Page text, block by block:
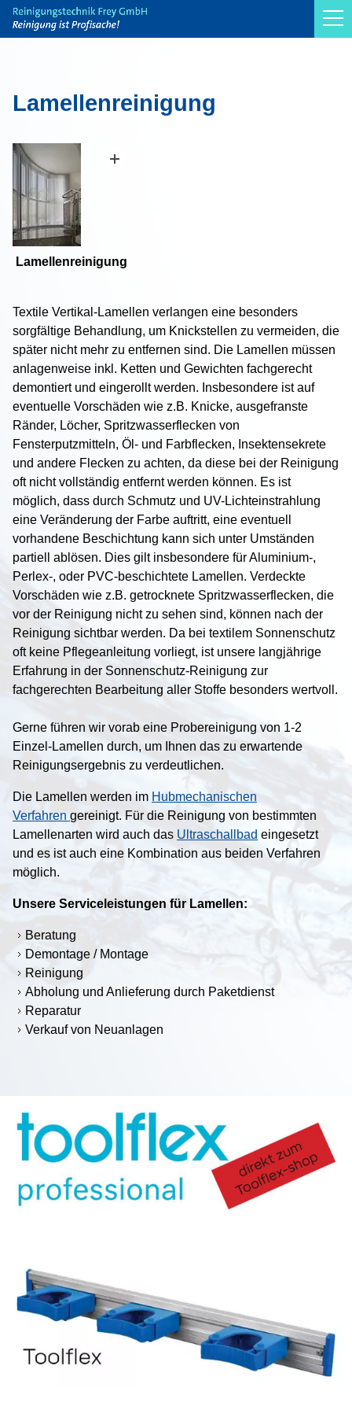
Parkett
Sonnenschutzanlagen
Flächenvorhang
Lamelle
Gardine
Plissée
Jalousie
Lampenraster
Photovoltaik
Eingangsmatten
Verkauf
Vermietung
Service
Technologie
Unternehmen
Kontakt
News / Presse
Links
Startseite
Inhalt
Kontakt
Impressum
Datenschutz
AGB
Druckansicht
Lamellenreinigung
Lamellenreinigung
Textile Vertikal-Lamellen verlangen eine besonders
sorgfältige Behandlung, um Knickstellen zu vermeiden, die
später nicht mehr zu entfernen sind. Die Lamellen müssen
anlagenweise inkl. Ketten und Gewichten fachgerecht
demontiert und eingerollt werden. Insbesondere ist auf
eventuelle Vorschäden wie z.B. Knicke, ausgefranste
Ränder, Löcher, Spritzwasserflecken von
Fensterputzmitteln, Öl- und Farbflecken, Insektensekrete
und andere Flecken zu achten, da diese bei der Reinigung
oft nicht vollständig entfernt werden können. Es ist
möglich, dass durch Schmutz und UV-Lichteinstrahlung
eine Veränderung der Farbe auftritt, eine eventuell
vorhandene Beschichtung kann sich unter Umständen
partiell ablösen. Dies gilt insbesondere für Aluminium-,
Perlex-, oder PVC-beschichtete Lamellen. Verdeckte
Vorschäden wie z.B. getrocknete Spritzwasserflecken, die
vor der Reinigung nicht zu sehen sind, können nach der
Reinigung sichtbar werden. Da bei textilem Sonnenschutz
oft keine Pflegeanleitung vorliegt, ist unsere langjährige
Erfahrung in der Sonnenschutz-Reinigung zur
fachgerechten Bearbeitung aller Stoffe besonders wertvoll.
Gerne führen wir vorab eine Probereinigung von 1-2
Einzel-Lamellen durch, um Ihnen das zu erwartende
Reinigungsergebnis zu verdeutlichen.
Die Lamellen werden im Hubmechanischen
Verfahren gereinigt. Für die Reinigung von bestimmten
Lamellenarten wird auch das Ultraschallbad eingesetzt
und es ist auch eine Kombination aus beiden Verfahren
möglich.
Unsere Serviceleistungen für Lamellen:
Beratung
Demontage / Montage
Reinigung
Abholung und Anlieferung durch Paketdienst
Reparatur
Verkauf von Neuanlagen